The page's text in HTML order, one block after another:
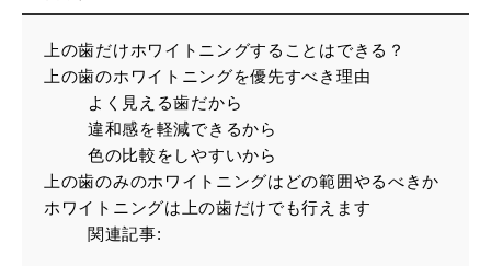
上の歯だけホワイトニングすることはできる？
上の歯のホワイトニングを優先すべき理由
よく見える歯だから
違和感を軽減できるから
色の比較をしやすいから
上の歯のみのホワイトニングはどの範囲やるべきか
ホワイトニングは上の歯だけでも行えます
関連記事: